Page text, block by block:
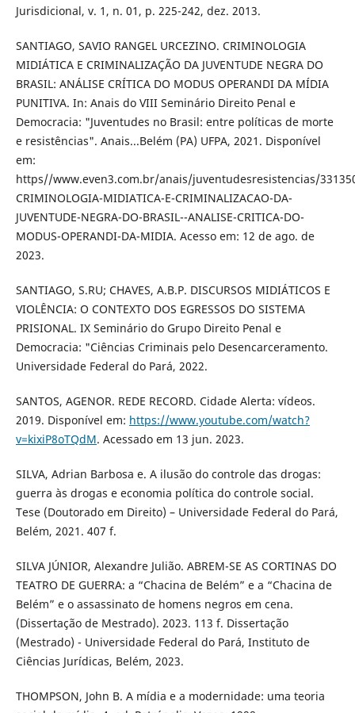
Jurisdicional, v. 1, n. 01, p. 225-242, dez. 2013.
SANTIAGO, SAVIO RANGEL URCEZINO. CRIMINOLOGIA
MIDIÁTICA E CRIMINALIZAÇÃO DA JUVENTUDE NEGRA DO
BRASIL: ANÁLISE CRÍTICA DO MODUS OPERANDI DA MÍDIA
PUNITIVA. In: Anais do VIII Seminário Direito Penal e
Democracia: "Juventudes no Brasil: entre políticas de morte
e resistências". Anais...Belém (PA) UFPA, 2021. Disponível
em:
https//www.even3.com.br/anais/juventudesresistencias/
CRIMINOLOGIA-MIDIATICA-E-CRIMINALIZACAO-DA-
JUVENTUDE-NEGRA-DO-BRASIL--ANALISE-CRITICA-DO-
MODUS-OPERANDI-DA-MIDIA. Acesso em: 12 de ago. de
2023.
SANTIAGO, S.RU; CHAVES, A.B.P. DISCURSOS MIDIÁTICOS E
VIOLÊNCIA: O CONTEXTO DOS EGRESSOS DO SISTEMA
PRISIONAL. IX Seminário do Grupo Direito Penal e
Democracia: "Ciências Criminais pelo Desencarceramento.
Universidade Federal do Pará, 2022.
SANTOS, AGENOR. REDE RECORD. Cidade Alerta: vídeos.
2019. Disponível em: https://www.youtube.com/watch?
v=kixiP8oTQdM. Acessado em 13 jun. 2023.
SILVA, Adrian Barbosa e. A ilusão do controle das drogas:
guerra às drogas e economia política do controle social.
Tese (Doutorado em Direito) – Universidade Federal do Pará,
Belém, 2021. 407 f.
SILVA JÚNIOR, Alexandre Julião. ABREM-SE AS CORTINAS DO
TEATRO DE GUERRA: a “Chacina de Belém” e a “Chacina de
Belém” e o assassinato de homens negros em cena.
(Dissertação de Mestrado). 2023. 113 f. Dissertação
(Mestrado) - Universidade Federal do Pará, Instituto de
Ciências Jurídicas, Belém, 2023.
THOMPSON, John B. A mídia e a modernidade: uma teoria